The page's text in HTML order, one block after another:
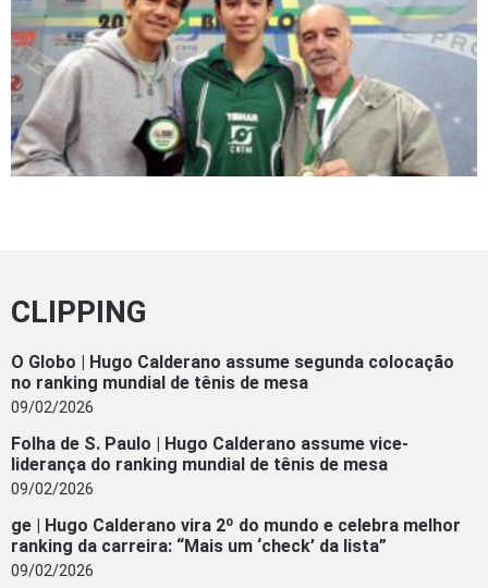
CLIPPING
O Globo | Hugo Calderano assume segunda colocação
no ranking mundial de tênis de mesa
09/02/2026
Folha de S. Paulo | Hugo Calderano assume vice-
liderança do ranking mundial de tênis de mesa
09/02/2026
ge | Hugo Calderano vira 2º do mundo e celebra melhor
ranking da carreira: “Mais um ‘check’ da lista”
09/02/2026